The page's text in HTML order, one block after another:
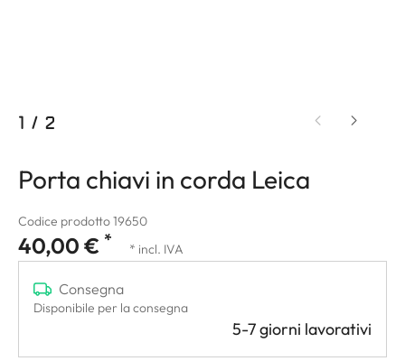
1 / 2
Porta chiavi in corda Leica
Codice prodotto 19650
40,00 € * * incl. IVA
Consegna
Disponibile per la consegna
5-7 giorni lavorativi